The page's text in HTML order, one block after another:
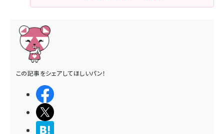
この記事をシェアしてほしいパン！